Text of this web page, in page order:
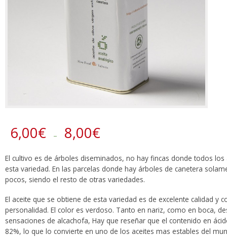
6,00€ – 8,00€
El cultivo es de árboles diseminados, no hay fincas donde todos
esta variedad. En las parcelas donde hay árboles de canetera
pocos, siendo el resto de otras variedades.
El aceite que se obtiene de esta variedad es de excelente calidad y
personalidad. El color es verdoso. Tanto en nariz, como en boca,
sensaciones de alcachofa, Hay que reseñar que el contenido en
82%, lo que lo convierte en uno de los aceites mas estables del